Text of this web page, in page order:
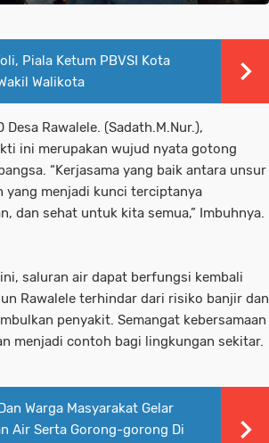
Piala Ketum PBVSI Kota
Walikota
Rawalele. (Sadath.M.Nur.),
ini merupakan wujud nyata gotong
“Kerjasama yang baik antara unsur
yang menjadi kunci terciptanya
dan sehat untuk kita semua,” Imbuhnya.
saluran air dapat berfungsi kembali
Rawalele terhindar dari risiko banjir dan
penyakit. Semangat kebersamaan
menjadi contoh bagi lingkungan sekitar.
Warga Masyarakat Gelar
Air Serta Gorong-gorong Di